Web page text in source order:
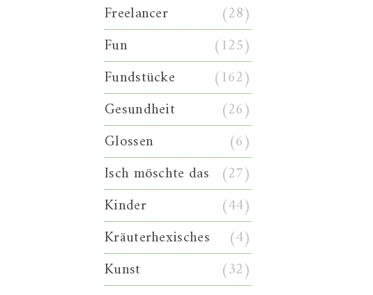
Freelancer
(28)
Fun
(125)
Fundstücke
(162)
Gesundheit
(26)
Glossen
(6)
Isch möschte das (27)
Kinder
(44)
Kräuterhexisches
(4)
Kunst
(32)